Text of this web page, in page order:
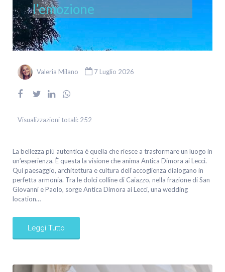
l’emozione
Valeria Milano 7 Luglio 2026
Visualizzazioni totali: 252
La bellezza più autentica è quella che riesce a trasformare un luogo in
un’esperienza. È questa la visione che anima Antica Dimora ai Lecci.
Qui paesaggio, architettura e cultura dell’accoglienza dialogano in
perfetta armonia. Tra le dolci colline di Caiazzo, nella frazione di San
Giovanni e Paolo, sorge Antica Dimora ai Lecci, una wedding
location…
Leggi Tutto